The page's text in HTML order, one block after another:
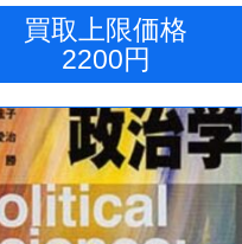
買取上限価格
2200円